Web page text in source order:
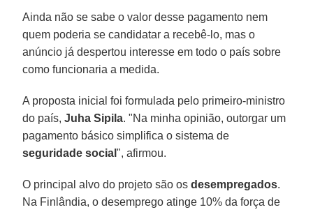
Ainda não se sabe o valor desse pagamento nem
quem poderia se candidatar a recebê-lo, mas o
anúncio já despertou interesse em todo o país sobre
como funcionaria a medida.
A proposta inicial foi formulada pelo primeiro-ministro
do país,Juha Sipila. "Na minha opinião, outorgar um
pagamento básico simplifica o sistema de
seguridade social", afirmou.
O principal alvo do projeto são osdesempregados.
Na Finlândia, o desemprego atinge 10% da força de